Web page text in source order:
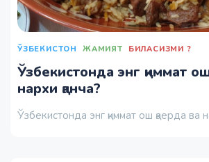
ЎЗБЕКИСТОН ЖАМИЯТ БИЛАСИЗМИ ?
Ўзбекистонда энг қиммат
нархи қанча?
Ўзбекистонда энг қиммат ош қаерда ва